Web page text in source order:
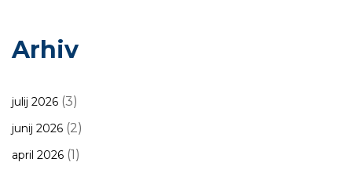
Arhiv
julij 2026 (3)
junij 2026 (2)
april 2026 (1)